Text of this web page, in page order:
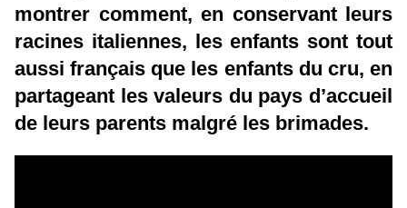
montrer comment, en conservant leurs
racines italiennes, les enfants sont tout
aussi français que les enfants du cru, en
partageant les valeurs du pays d’accueil
de leurs parents malgré les brimades.